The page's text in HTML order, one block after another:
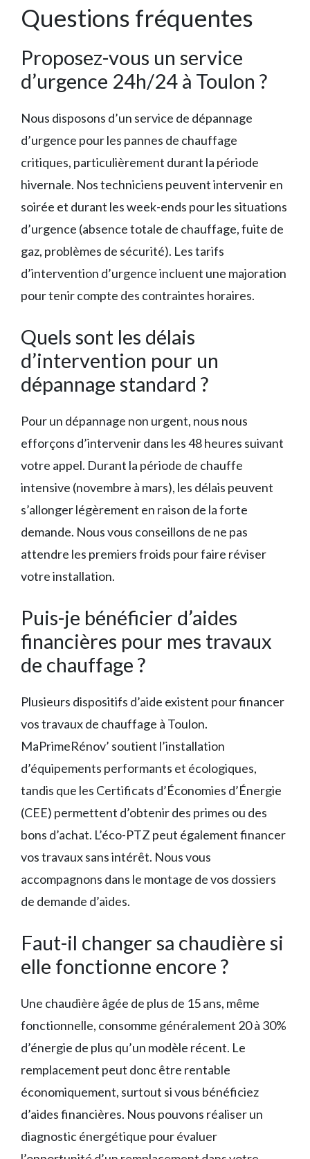
Questions fréquentes
Proposez-vous un service
d’urgence 24h/24 à Toulon ?
Nous disposons d’un service de dépannage
d’urgence pour les pannes de chauffage
critiques, particulièrement durant la période
hivernale. Nos techniciens peuvent intervenir en
soirée et durant les week-ends pour les situations
d’urgence (absence totale de chauffage, fuite de
gaz, problèmes de sécurité). Les tarifs
d’intervention d’urgence incluent une majoration
pour tenir compte des contraintes horaires.
Quels sont les délais
d’intervention pour un
dépannage standard ?
Pour un dépannage non urgent, nous nous
efforçons d’intervenir dans les 48 heures suivant
votre appel. Durant la période de chauffe
intensive (novembre à mars), les délais peuvent
s’allonger légèrement en raison de la forte
demande. Nous vous conseillons de ne pas
attendre les premiers froids pour faire réviser
votre installation.
Puis-je bénéficier d’aides
financières pour mes travaux
de chauffage ?
Plusieurs dispositifs d’aide existent pour financer
vos travaux de chauffage à Toulon.
MaPrimeRénov’ soutient l’installation
d’équipements performants et écologiques,
tandis que les Certificats d’Économies d’Énergie
(CEE) permettent d’obtenir des primes ou des
bons d’achat. L’éco-PTZ peut également financer
vos travaux sans intérêt. Nous vous
accompagnons dans le montage de vos dossiers
de demande d’aides.
Faut-il changer sa chaudière si
elle fonctionne encore ?
Une chaudière âgée de plus de 15 ans, même
fonctionnelle, consomme généralement 20 à 30%
d’énergie de plus qu’un modèle récent. Le
remplacement peut donc être rentable
économiquement, surtout si vous bénéficiez
d’aides financières. Nous pouvons réaliser un
diagnostic énergétique pour évaluer